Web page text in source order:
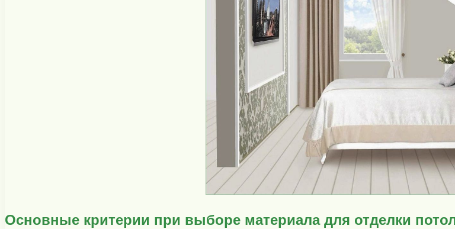
Основные критерии при выборе материала для отделки